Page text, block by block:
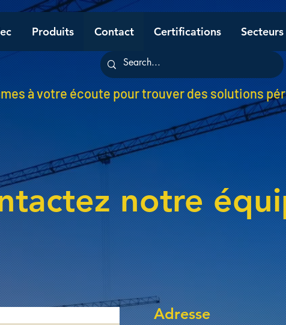
Produits Contact Certifications Secteurs
à votre écoute pour trouver des solutions
notre
Adresse